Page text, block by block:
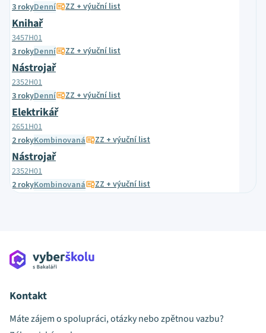
3 rokyDenní ZZ + výuční list
Knihař
3457H01
3 rokyDenní ZZ + výuční list
Nástrojař
2352H01
3 rokyDenní ZZ + výuční list
Elektrikář
2651H01
2 rokyKombinovaná ZZ + výuční list
Nástrojař
2352H01
2 rokyKombinovaná ZZ + výuční list
Kontakt
Máte zájem o spolupráci, otázky nebo zpětnou vazbu?